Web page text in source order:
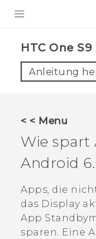
VIVE
VIVERSE
UNTERSTÜTZUNG
HTC-Geräte und
HTC One S9‎
Anleitung
< < Menu
Wie spart
Android
Apps, die
das Display
App
sparen. Eine